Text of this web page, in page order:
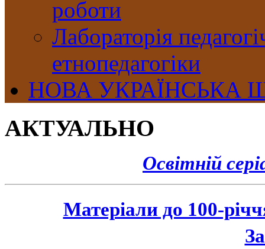
роботи
Лабораторія
етнопедагогіки
НОВА УКРАЇНСЬКА
АКТУАЛЬНО
Освітній
Матеріали до 100-